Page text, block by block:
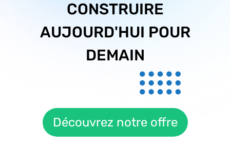
CONSTRUIRE
AUJOURD'HUI POUR
DEMAIN
Découvrez notre offre